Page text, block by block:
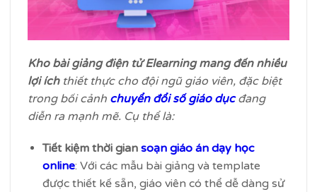
Kho bài giảng điện tử Elearning mang đến nhiều
lợi íchthiết thực cho đội ngũ giáo viên, đặc biệt
trong bối cảnh chuyển đổi số giáo dụcđang
diễn ra mạnh mẽ. Cụ thể là:
Tiết kiệm thời gian soạn giáo án dạy học
online: Với các mẫu bài giảng và template
được thiết kế sẵn, giáo viên có thể dễ dàng sử